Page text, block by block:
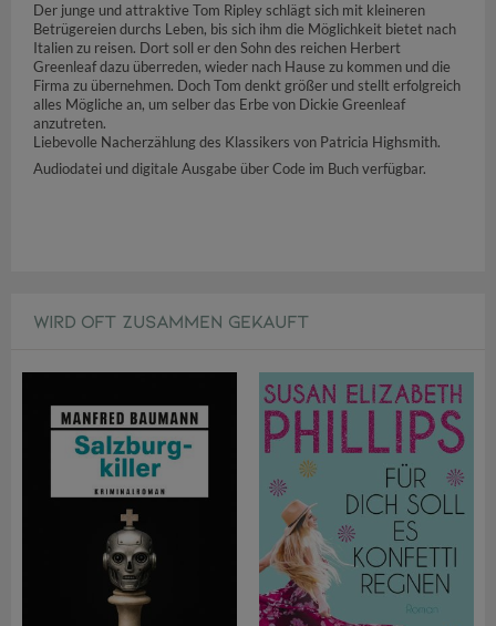
Der junge und attraktive Tom Ripley schlägt sich mit kleineren
Betrügereien durchs Leben, bis sich ihm die Möglichkeit bietet nach
Italien zu reisen. Dort soll er den Sohn des reichen Herbert
Greenleaf dazu überreden, wieder nach Hause zu kommen und die
Firma zu übernehmen. Doch Tom denkt größer und stellt erfolgreich
alles Mögliche an, um selber das Erbe von Dickie Greenleaf
anzutreten.
Liebevolle Nacherzählung des Klassikers von Patricia Highsmith.
Audiodatei und digitale Ausgabe über Code im Buch verfügbar.
WIRD OFT ZUSAMMEN GEKAUFT